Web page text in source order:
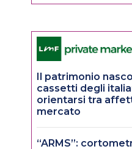
Il patrimonio
cassetti degli
orientarsi tra
mercato
“ARMS”: